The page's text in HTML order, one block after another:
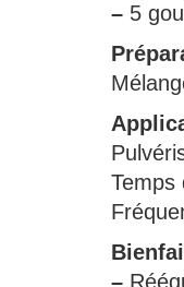
– 5
Temps
–